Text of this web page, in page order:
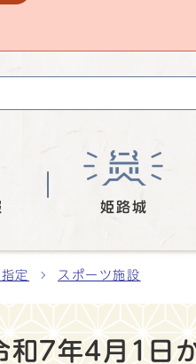
姫路城
定 スポーツ施設
和7年4月1日